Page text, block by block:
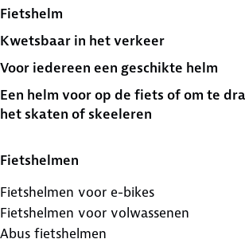
Fietshelm
Kwetsbaar in het verkeer
Voor iedereen een geschikte helm
Een helm voor op de fiets of om te
het skaten of skeeleren
Fietshelmen
Fietshelmen voor e-bikes
Fietshelmen voor volwassenen
Abus fietshelmen